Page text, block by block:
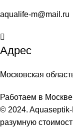
aqualife-m@mail.ru
Адрес
Московская
Работаем в
© 2024.
разумную